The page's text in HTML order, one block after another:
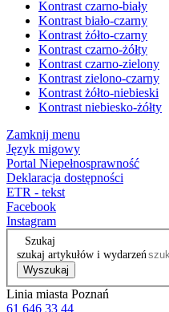
Kontrast czarno-biały
Kontrast biało-czarny
Kontrast żółto-czarny
Kontrast czarno-żółty
Kontrast czarno-zielony
Kontrast zielono-czarny
Kontrast żółto-niebieski
Kontrast niebiesko-żółty
Zamknij menu
Język migowy
Portal Niepełnosprawność
Deklaracja dostępności
ETR - tekst
Facebook
Instagram
Szukaj
szukaj artykułów i wydarzeń
Wyszukaj
Linia miasta Poznań
61 646 33 44